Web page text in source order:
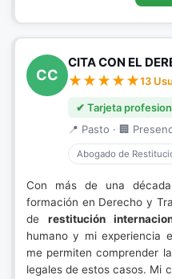
CC
CITA CON EL
13
✔ Tarjeta
📍 Pasto · 🏢
Abogado de
Con más de una
formación en Derecho y
de restitución
humano y mi experiencia
me permiten comprender
legales de estos casos. Mi